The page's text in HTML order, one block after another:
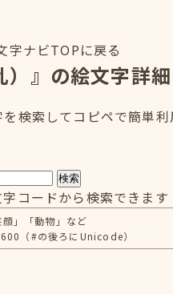
字ナビTOPに戻る
）』の絵文字詳細
検索してコピペで簡単利
検索
コードから検索できます
」「動物」など
（#の後ろにUnicode）